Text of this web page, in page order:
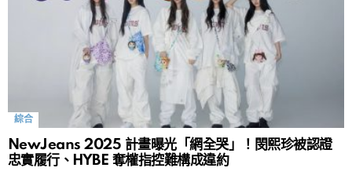
綜合
NewJeans 2025 計畫曝光「網全哭」！閔熙珍被認證
忠實履行、HYBE 奪權指控難構成違約